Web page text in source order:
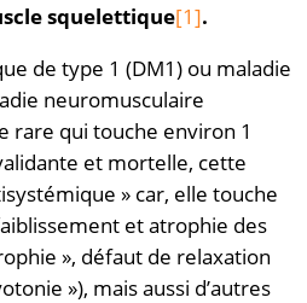
squelettique[1].
de type 1 (DM1) ou maladie
neuromusculaire
rare qui touche environ 1
et mortelle, cette
» car, elle touche
et atrophie des
», défaut de relaxation
»), mais aussi d’autres